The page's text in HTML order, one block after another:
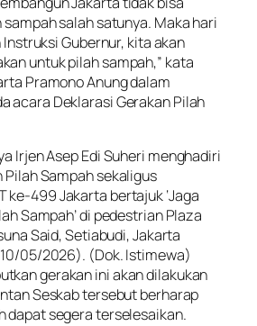
salah satunya. Maka hari
Gubernur, kita akan
untuk pilah sampah,” kata
Pramono Anung dalam
acara Deklarasi Gerakan Pilah
Irjen Asep Edi Suheri menghadiri
Sampah sekaligus
ke-499 Jakarta bertajuk ‘Jaga
Sampah’ di pedestrian Plaza
Said, Setiabudi, Jakarta
05/2026). (Dok. Istimewa)
gerakan ini akan dilakukan
Seskab tersebut berharap
dapat segera terselesaikan.